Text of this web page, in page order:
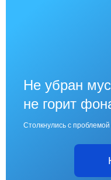
Не убран
не горит
Столкнулись с